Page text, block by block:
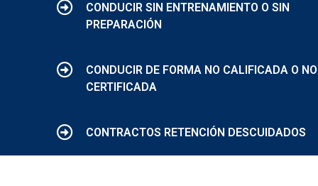
CONDUCIR SIN ENTRENAMIENTO O SIN
PREPARACIÓN
CONDUCIR DE FORMA NO CALIFICADA O NO
CERTIFICADA
CONTRACTOS RETENCIÓN DESCUIDADOS